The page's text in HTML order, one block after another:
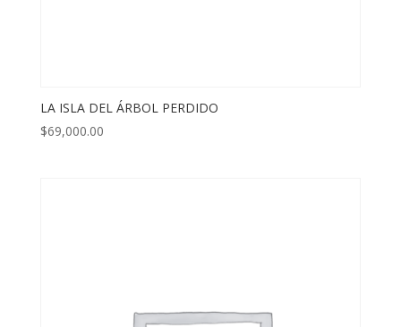
LA ISLA DEL ÁRBOL PERDIDO
$69,000.00